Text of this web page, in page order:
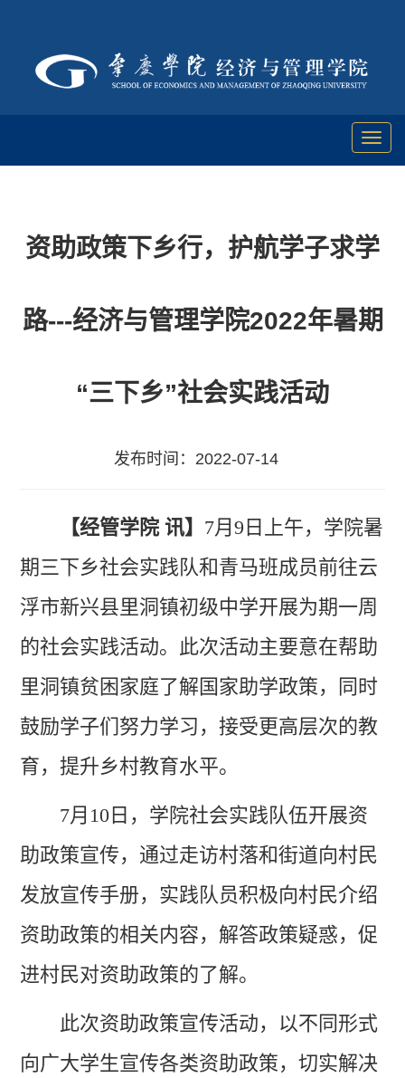
Toggle
资助政策下乡行，护航学子求学
路---经济与管理学院2022年暑期
“三下乡”社会实践活动
发布时间：2022-07-14
【经管学院 讯】 7月9 日上午，学院暑
期三下乡社会实践队和青马班成员前往云
浮市新兴县里洞镇初级中学开展为期一周
的社会实践活动。此次活动主要意在帮助
里洞镇贫困家庭了解国家助学政策，同时
鼓励学子们努力学习，接受更高层次的教
育，提升乡村教育水平。
7月 10 日，学院社会实践队伍开展资
助政策宣传，通过走访村落和街道向村民
发放宣传手册，实践队员积极向村民介绍
资助政策的相关内容，解答政策疑惑，促
进村民对资助政策的了解。
此次资助政策宣传活动，以不同形式
向广大学生宣传各类资助政策，切实解决